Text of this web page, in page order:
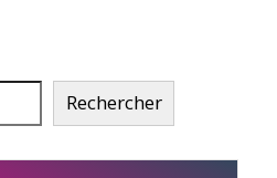
Rechercher